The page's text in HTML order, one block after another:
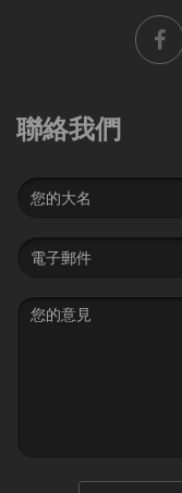
聯絡我們
Name
Email
address
Message